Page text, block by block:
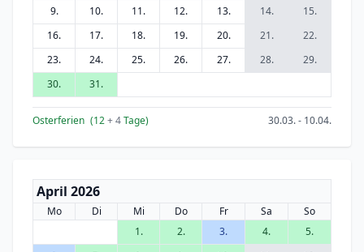
9.
10. 11. 12. 13. 14.
15.
16.
17. 18. 19. 20. 21.
22.
23.
24. 25. 26. 27. 28.
29.
30.
31.
Osterferien (12+ 4Tage) 30.03. - 10.04.
April 2026
Mo Di Mi Do Fr Sa
So
1.
2. 3. 4.
5.